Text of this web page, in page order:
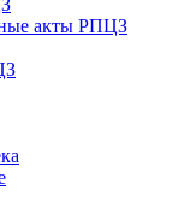
акты РПЦЗ